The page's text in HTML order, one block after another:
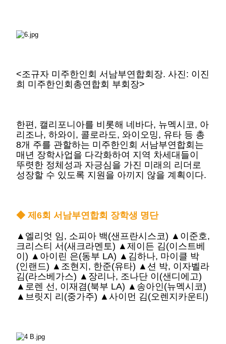
<조규자 미주한인회 서남부연합회장. 사진: 이진
희 미주한인회총연합회 부회장>
한편, 캘리포니아를 비롯해 네바다, 뉴멕시코, 아
리조나, 하와이, 콜로라도, 와이오밍, 유타 등 총
8개 주를 관할하는 미주한인회 서남부연합회는
매년 장학사업을 다각화하여 지역 차세대들이
뚜렷한 정체성과 자긍심을 가진 미래의 리더로
성장할 수 있도록 지원을 아끼지 않을 계획이다.
◆ 제6회 서남부연합회 장학생 명단
▲엘리엇 임, 소피아 백(샌프란시스코) ▲이준호,
크리스티 서(새크라멘토) ▲제이든 김(이스트베
이) ▲아이린 은(동부 LA) ▲김하나, 마이클 박
(인랜드) ▲조현지, 한준(유타) ▲션 박, 이자벨라
김(라스베가스) ▲장리나, 조나단 이(샌디에고)
▲로렌 선, 이재겸(북부 LA) ▲송아인(뉴멕시코)
▲브릿지 리(중가주) ▲사이먼 김(오렌지카운티)